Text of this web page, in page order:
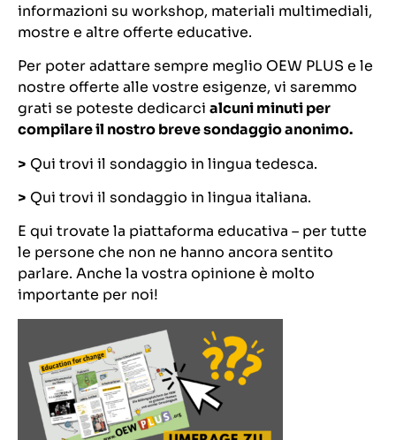
informazioni su workshop, materiali multimediali,
mostre e altre offerte educative.
Per poter adattare sempre meglio OEW PLUS e le
nostre offerte alle vostre esigenze, vi saremmo
grati se poteste dedicarci alcuni minuti per
compilare il nostro breve sondaggio anonimo.
> Qui trovi il sondaggio in lingua tedesca.
> Qui trovi il sondaggio in lingua italiana.
E qui trovate la piattaforma educativa – per tutte
le persone che non ne hanno ancora sentito
parlare. Anche la vostra opinione è molto
importante per noi!